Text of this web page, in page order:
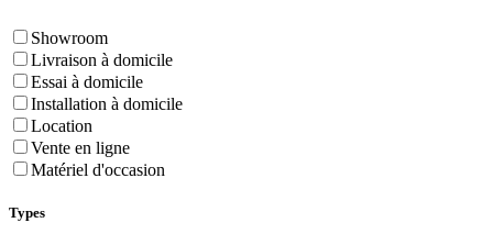
Showroom
Livraison à domicile
Essai à domicile
Installation à domicile
Location
Vente en ligne
Matériel d'occasion
Types